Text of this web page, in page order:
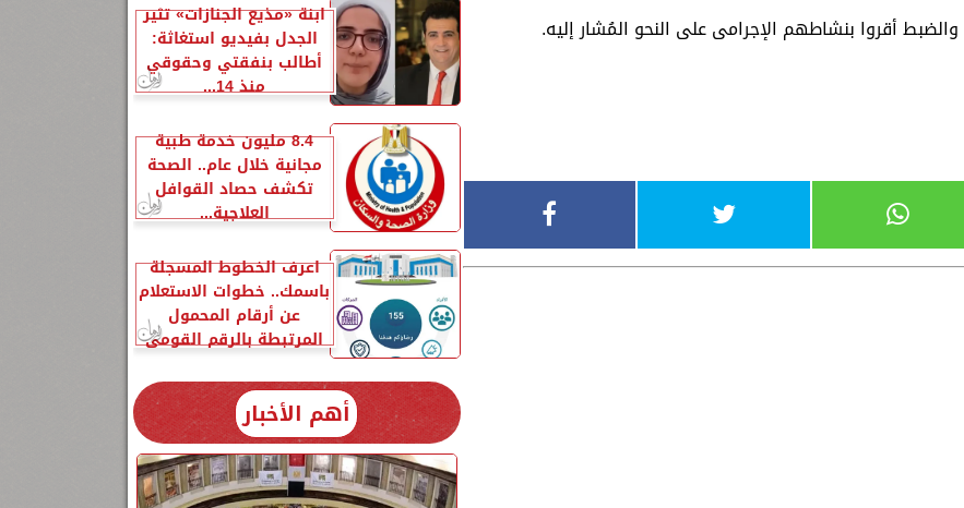
أقروا بنشاطهم الإجرامى على النحو المُشار إليه.
ابنة «مذيع الجنازات» تثير
الجدل بفيديو استغاثة:
أطالب بنفقتي وحقوقي
منذ 14...
8.4 مليون خدمة طبية
مجانية خلال عام.. الصحة
تكشف حصاد القوافل
العلاجية...
اعرف الخطوط المسجلة
باسمك.. خطوات الاستعلام
عن أرقام المحمول
المرتبطة بالرقم القومي
أهم الأخبار